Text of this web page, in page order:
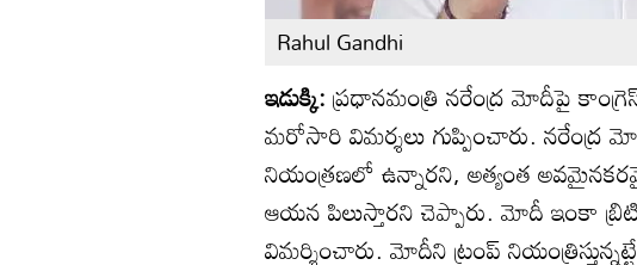
Rahul Gandhi
ఇడుక్కి:ప్రధానమంత్రి నరేంద్ర మోదీపై
మరోసారి విమర్శలు గుప్పించారు. నరేంద్ర
నియంత్రణలో ఉన్నారని, అత్యంత
ఆయన పిలుస్తారని చెప్పారు. మోదీ ఇంకా
విమర్శించారు. మోదీని ట్రంప్